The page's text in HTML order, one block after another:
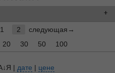
1 2
следующая→
20 30 50 100
| дате | цене